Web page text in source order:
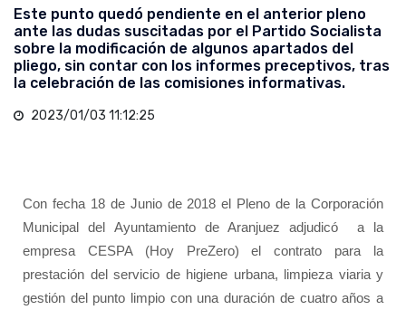
Este punto quedó pendiente en el anterior pleno
ante las dudas suscitadas por el Partido Socialista
sobre la modificación de algunos apartados del
pliego, sin contar con los informes preceptivos, tras
la celebración de las comisiones informativas.
2023/01/03 11:12:25
Con fecha 18 de Junio de 2018 el Pleno de la Corporación
Municipal del Ayuntamiento de Aranjuez adjudicó a la
empresa CESPA (Hoy PreZero) el contrato para la
prestación del servicio de higiene urbana, limpieza viaria y
gestión del punto limpio con una duración de cuatro años a